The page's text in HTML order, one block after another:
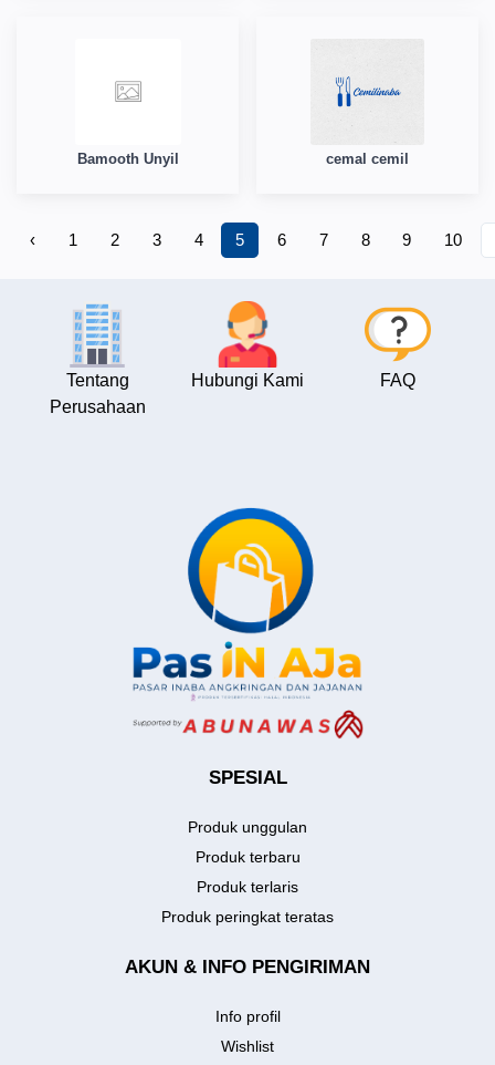
Bamooth Unyil cemal cemil
‹ 1 2 3 4 5 6 7 8 9 10
Tentang
Perusahaan
Hubungi Kami FAQ
SPESIAL
Produk unggulan
Produk terbaru
Produk terlaris
Produk peringkat teratas
AKUN & INFO PENGIRIMAN
Info profil
Wishlist